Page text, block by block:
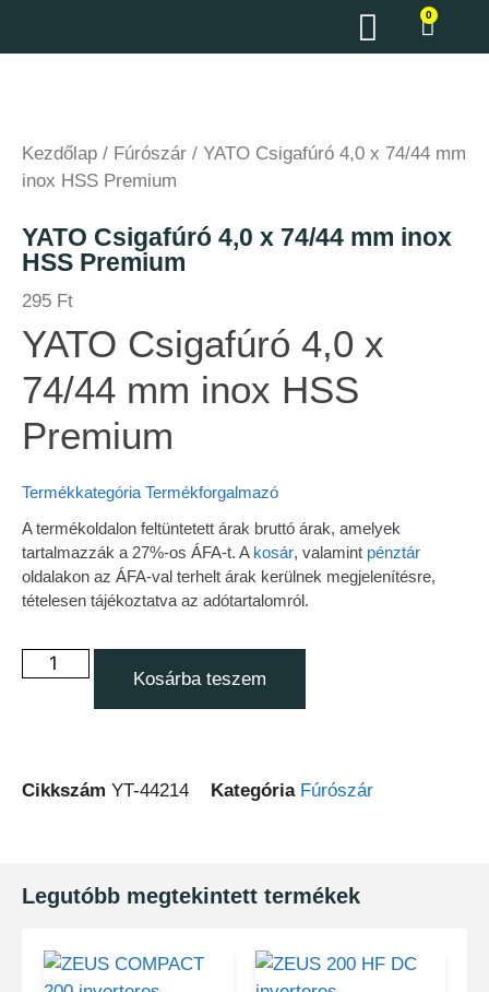
0
Kezdőlap / Fúrószár / YATO Csigafúró 4,0 x 74/44 mm
inox HSS Premium
YATO Csigafúró 4,0 x 74/44 mm inox
HSS Premium
295 Ft
YATO Csigafúró 4,0 x
74/44 mm inox HSS
Premium
Termékkategória Termékforgalmazó
A termékoldalon feltüntetett árak bruttó árak, amelyek
tartalmazzák a 27%-os ÁFA-t. A kosár, valamint pénztár
oldalakon az ÁFA-val terhelt árak kerülnek megjelenítésre,
tételesen tájékoztatva az adótartalomról.
Kosárba teszem
Cikkszám YT-44214 Kategória Fúrószár
Legutóbb megtekintett termékek